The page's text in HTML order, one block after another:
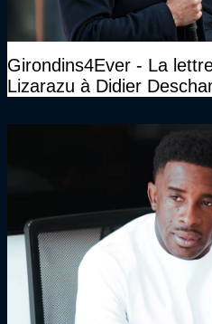
Girondins4Ever - La
Lizarazu à Didier